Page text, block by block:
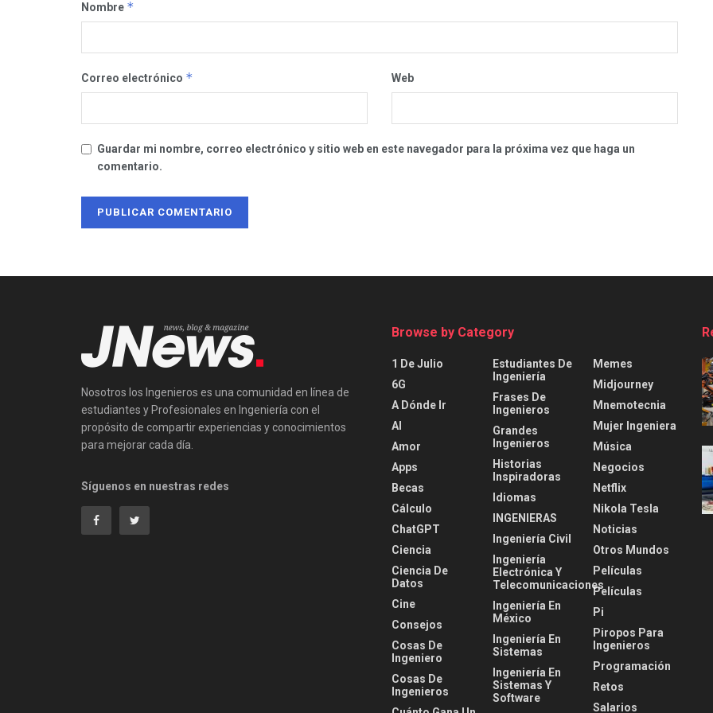
Nombre *
Correo electrónico * Web
Guardar mi nombre, correo electrónico y sitio web en este navegador para la próxima vez que haga un
comentario.
Nosotros los Ingenieros es una comunidad en línea de
estudiantes y Profesionales en Ingeniería con el
propósito de compartir experiencias y conocimientos
para mejorar cada día.
Síguenos en nuestras redes
Browse by Category
1 De Julio
6G
A Dónde Ir
AI
Amor
Apps
Becas
Cálculo
ChatGPT
Ciencia
Ciencia De
Datos
Cine
Consejos
Cosas De
Ingeniero
Cosas De
Ingenieros
Estudiantes De
Ingeniería
Frases De
Ingenieros
Grandes
Ingenieros
Historias
Inspiradoras
Idiomas
INGENIERAS
Ingeniería Civil
Ingeniería
Electrónica Y
Telecomunicaciones
Ingeniería En
México
Ingeniería En
Sistemas
Ingeniería En
Sistemas Y
Software
Memes
Midjourney
Mnemotecnia
Mujer Ingeniera
Música
Negocios
Netflix
Nikola Tesla
Noticias
Otros Mundos
Películas
Películas
Pi
Piropos Para
Ingenieros
Programación
Retos
Salarios